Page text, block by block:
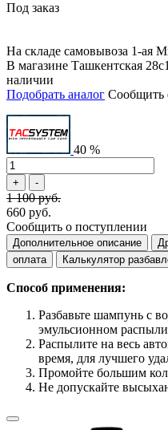
Под заказ
На складе самовывоза 1-ая
В магазине Ташкентская
наличии
Подобрать аналог Сообщить
40 %
1 100 руб.
660 руб.
Сообщить о поступлении
Дополнительное описание
оплата
Калькулятор
Способ применения:
Разбавьте шампунь с
эмульсионном
Распылите на весь
время, для лучшего
Промойте большим
Не допускайте